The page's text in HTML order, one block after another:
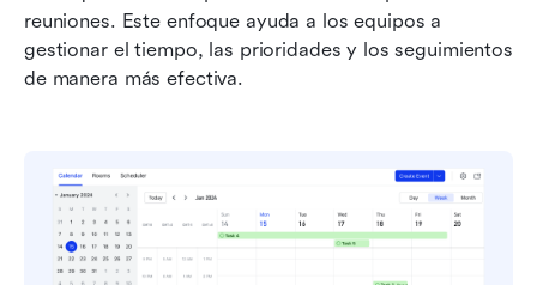
reuniones. Este enfoque ayuda a los equipos a
gestionar el tiempo, las prioridades y los seguimientos
de manera más efectiva.